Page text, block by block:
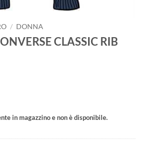
/ DONNA
CLASSIC RIB
in magazzino e non è disponibile.